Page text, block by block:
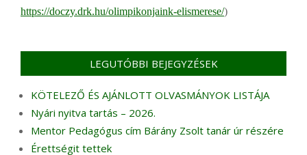
https://doczy.drk.hu/olimpikonjaink-elismerese/)
LEGUTÓBBI BEJEGYZÉSEK
KÖTELEZŐ ÉS AJÁNLOTT OLVASMÁNYOK LISTÁJA
Nyári nyitva tartás – 2026.
Mentor Pedagógus cím Bárány Zsolt tanár úr részére
Érettségit tettek